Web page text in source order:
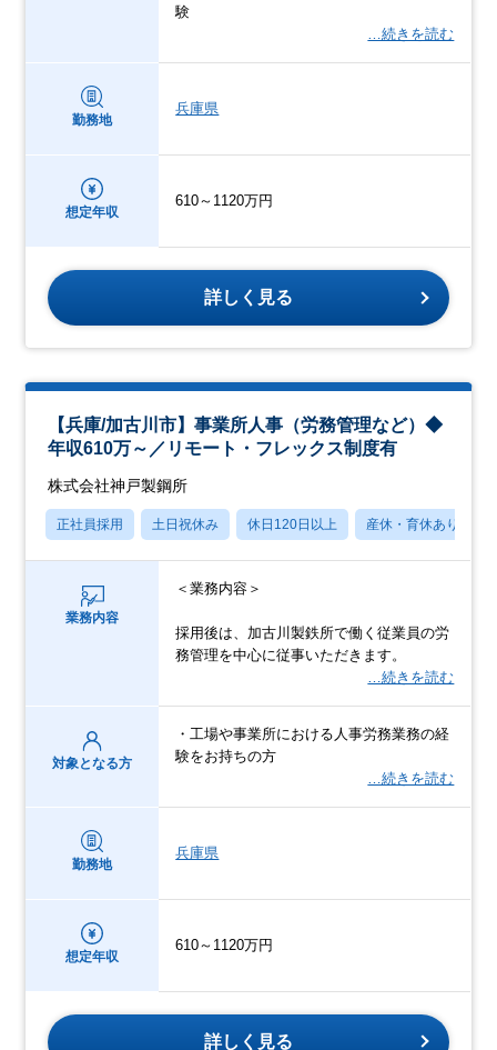
験
…続きを読む
勤務地
兵庫県
想定年収
610～1120万円
詳しく見る
【兵庫/加古川市】事業所人事（労務管理など）◆
年収610万～／リモート・フレックス制度有
株式会社神戸製鋼所
正社員採用 土日祝休み 休日120日以上 産休・育休あり
業務内容
＜業務内容＞
採用後は、加古川製鉄所で働く従業員の労
務管理を中心に従事いただきます。
…続きを読む
対象となる方
・工場や事業所における人事労務業務の経
験をお持ちの方
…続きを読む
勤務地
兵庫県
想定年収
610～1120万円
詳しく見る